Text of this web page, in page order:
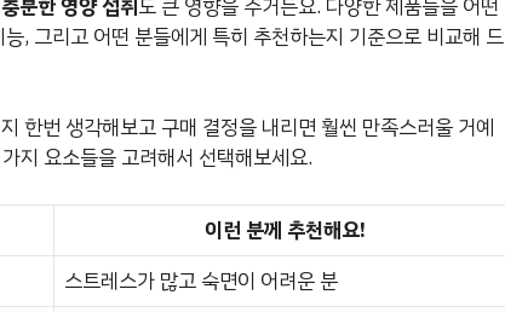
분한 영양 섭취도 큰 영향을 주거든요. 다양한 제품들을 어떤
, 그리고 어떤 분들에게 특히 추천하는지 기준으로 비교해 드
한번 생각해보고 구매 결정을 내리면 훨씬 만족스러울 거예
지 요소들을 고려해서 선택해보세요.
이런 분께 추천해요!
스트레스가 많고 숙면이 어려운 분